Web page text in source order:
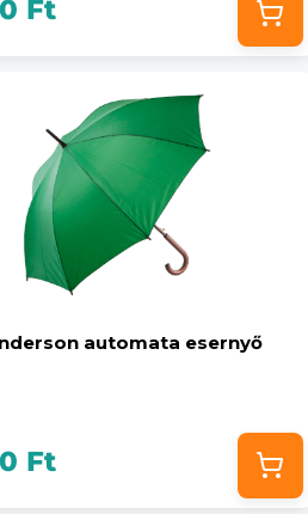
Ft
automata esernyő
Ft